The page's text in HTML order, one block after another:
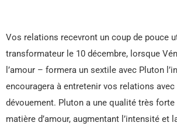
Vos relations recevront un coup de pouce
transformateur le 10 décembre, lorsque
l’amour – formera un sextile avec Pluton
encouragera à entretenir vos relations
dévouement. Pluton a une qualité très forte
matière d’amour, augmentant l’intensité et